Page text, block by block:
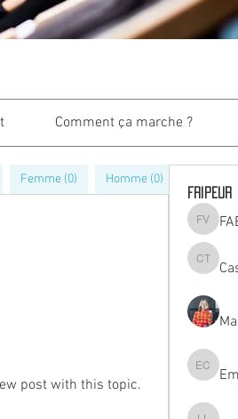
Comment ça marche ?
Femme (0) Homme (0)
post with this topic.
Fripeur
Cassie